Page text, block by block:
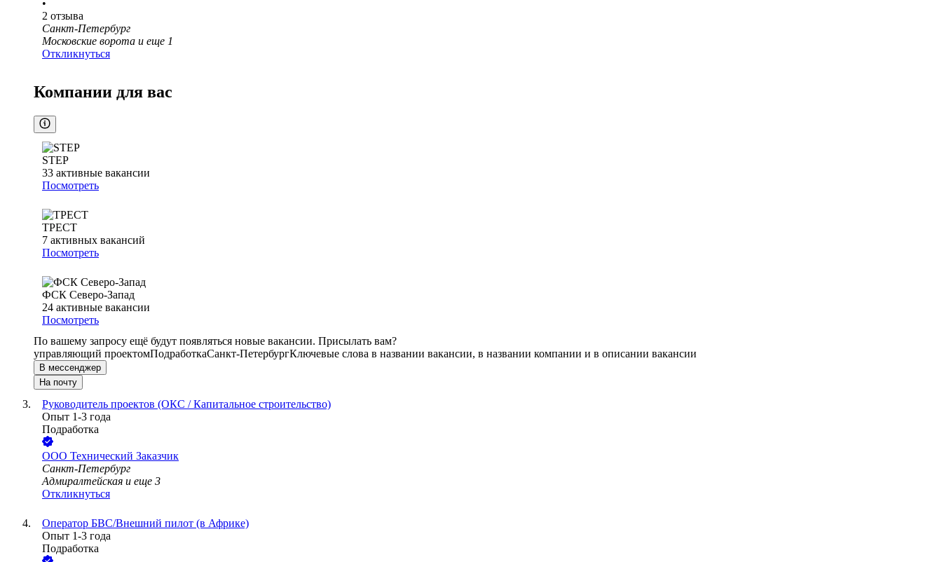
•
2 отзыва
Санкт-Петербург
Московские ворота и еще 1
Откликнуться
Компании для вас
STEP
33 активные вакансии
Посмотреть
ТРЕСТ
7 активных вакансий
Посмотреть
ФСК Северо-Запад
24 активные вакансии
Посмотреть
По вашему запросу ещё будут появляться новые вакансии. Присылать вам?
управляющий проектомПодработкаСанкт-ПетербургКлючевые слова в названии вакансии, в названии компании и в описании вакансии
В мессенджер
На почту
Руководитель проектов (ОКС / Капитальное строительство)
Опыт 1-3 года
Подработка
ООО Технический Заказчик
Санкт-Петербург
Адмиралтейская и еще 3
Откликнуться
Оператор БВС/Внешний пилот (в Африке)
Опыт 1-3 года
Подработка